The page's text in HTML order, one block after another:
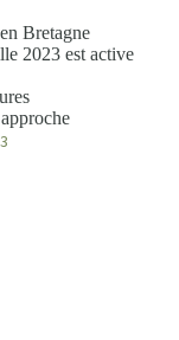
Bretagne
2023 est active